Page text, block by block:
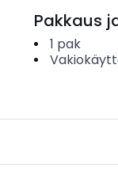
Pakkaus
1 pak